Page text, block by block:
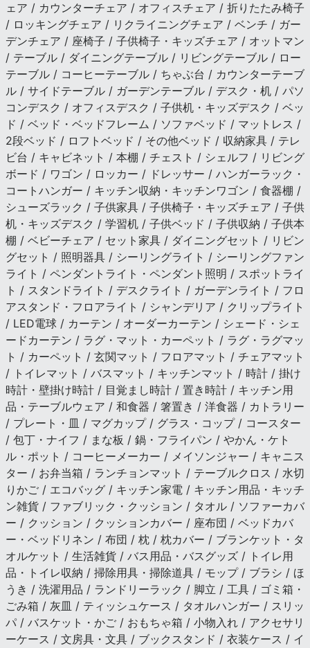
ェア / カウンターチェア / オフィスチェア / 折りたたみ椅子
/ ロッキングチェア / リクライニングチェア / ベンチ / ガー
デンチェア / 座椅子 / 子供椅子・キッズチェア / オットマン
/ テーブル / ダイニングテーブル / リビングテーブル / ロー
テーブル / コーヒーテーブル / ちゃぶ台 / カウンターテーブ
ル / サイドテーブル / ガーデンテーブル / デスク・机 / パソ
コンデスク / オフィスデスク / 子供机・キッズデスク / ベッ
ド / ベッド・ベッドフレーム / ソファベッド / マットレス /
2段ベッド / ロフトベッド / その他ベッド / 収納家具 / テレ
ビ台 / キャビネット / 本棚 / チェスト / シェルフ / リビング
ボード / ワゴン / ロッカー / ドレッサー / ハンガーラック・
コートハンガー / キッチン収納・キッチンワゴン / 食器棚 /
シューズラック / 子供家具 / 子供椅子・キッズチェア / 子供
机・キッズデスク / 学習机 / 子供ベッド / 子供収納 / 子供本
棚 / ベビーチェア / セット家具 / ダイニングセット / リビン
グセット / 照明器具 / シーリングライト / シーリングファン
ライト / ペンダントライト・ペンダント照明 / スポットライ
ト / スタンドライト / デスクライト / ガーデンライト / フロ
アスタンド・フロアライト / シャンデリア / クリップライト
/ LED電球 / カーテン / オーダーカーテン / シェード・シェ
ードカーテン / ラグ・マット・カーペット / ラグ・ラグマッ
ト / カーペット / 玄関マット / フロアマット / チェアマット
/ トイレマット / バスマット / キッチンマット / 時計 / 掛け
時計・壁掛け時計 / 目覚まし時計 / 置き時計 / キッチン用
品・テーブルウェア / 和食器 / 箸置き / 洋食器 / カトラリー
/ プレート・皿 / マグカップ / グラス・コップ / コースター
/ 包丁・ナイフ / まな板 / 鍋・フライパン / やかん・ケト
ル・ポット / コーヒーメーカー / メイソンジャー / キャニス
ター / お弁当箱 / ランチョンマット / テーブルクロス / 水切
りかご / エコバッグ / キッチン家電 / キッチン用品・キッチ
ン雑貨 / ファブリック・クッション / タオル / ソファーカバ
ー / クッション / クッションカバー / 座布団 / ベッドカバ
ー・ベッドリネン / 布団 / 枕 / 枕カバー / ブランケット・タ
オルケット / 生活雑貨 / バス用品・バスグッズ / トイレ用
品・トイレ収納 / 掃除用具・掃除道具 / モップ / ブラシ / ほ
うき / 洗濯用品 / ランドリーラック / 脚立 / 工具 / ゴミ箱・
ごみ箱 / 灰皿 / ティッシュケース / タオルハンガー / スリッ
パ / バスケット・かご / おもちゃ箱 / 小物入れ / アクセサリ
ーケース / 文房具・文具 / ブックスタンド / 衣装ケース / イ